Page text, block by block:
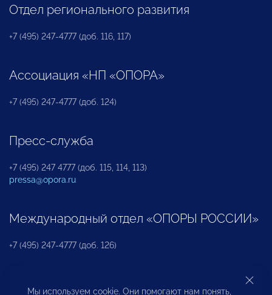
Отдел регионального развития
+7 (495) 247-4777 (доб. 116, 117)
Ассоциация «НП «ОПОРА»
+7 (495) 247-4777 (доб. 124)
Пресс-служба
+7 (495) 247 4777 (доб. 115, 114, 113)
pressa@opora.ru
Международный отдел «ОПОРЫ РОССИИ»
+7 (495) 247-4777 (доб. 126)
Бюро по защите прав предпринимателей и
Мы используем cookie. Они помогают нам понять,